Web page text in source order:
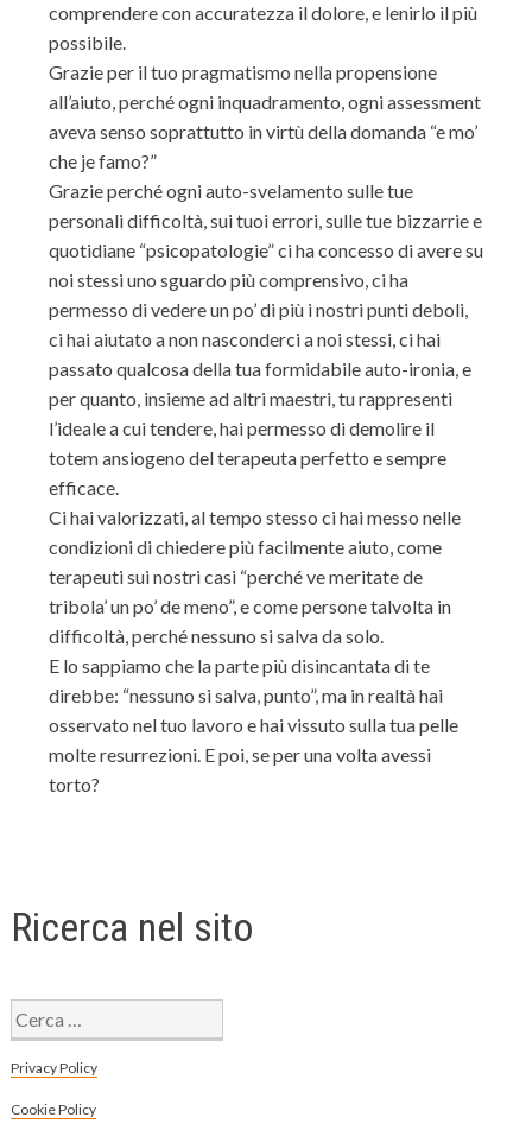
comprendere con accuratezza il dolore, e lenirlo il più
possibile.
Grazie per il tuo pragmatismo nella propensione
all’aiuto, perché ogni inquadramento, ogni assessment
aveva senso soprattutto in virtù della domanda “e mo’
che je famo?”
Grazie perché ogni auto-svelamento sulle tue
personali difficoltà, sui tuoi errori, sulle tue bizzarrie e
quotidiane “psicopatologie” ci ha concesso di avere su
noi stessi uno sguardo più comprensivo, ci ha
permesso di vedere un po’ di più i nostri punti deboli,
ci hai aiutato a non nasconderci a noi stessi, ci hai
passato qualcosa della tua formidabile auto-ironia, e
per quanto, insieme ad altri maestri, tu rappresenti
l’ideale a cui tendere, hai permesso di demolire il
totem ansiogeno del terapeuta perfetto e sempre
efficace.
Ci hai valorizzati, al tempo stesso ci hai messo nelle
condizioni di chiedere più facilmente aiuto, come
terapeuti sui nostri casi “perché ve meritate de
tribola’ un po’ de meno”, e come persone talvolta in
difficoltà, perché nessuno si salva da solo.
E lo sappiamo che la parte più disincantata di te
direbbe: “nessuno si salva, punto”, ma in realtà hai
osservato nel tuo lavoro e hai vissuto sulla tua pelle
molte resurrezioni. E poi, se per una volta avessi
torto?
Ricerca nel sito
Ricerca
per:
Privacy Policy
Cookie Policy